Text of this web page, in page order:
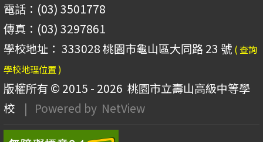
電話：(03) 3501778
傳真：(03) 3297861
學校地址： 333028 桃園市龜山區大同路 23 號 ( 查詢
學校地理位置 )
版權所有 © 2015 - 2026 桃園市立壽山高級中等學
校
| Powered by NetView